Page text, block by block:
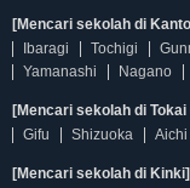
[Mencari sekolah di
Ibaragi
Tochigi
Yamanashi
Nagano
[Mencari sekolah di
Gifu
Shizuoka Aichi
[Mencari sekolah di Kinki]